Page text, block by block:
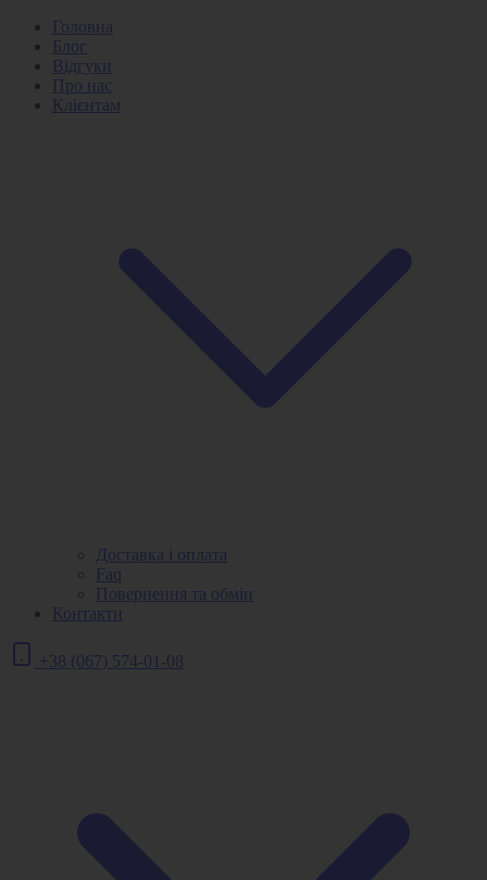
Головна
Блог
Відгуки
Про нас
Клієнтам
Доставка і оплата
Faq
Повернення та обмін
Контакти
+38 (067) 574-01-08